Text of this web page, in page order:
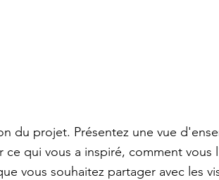
du projet. Présentez une vue
ce qui vous a inspiré, comment
vous souhaitez partager avec les